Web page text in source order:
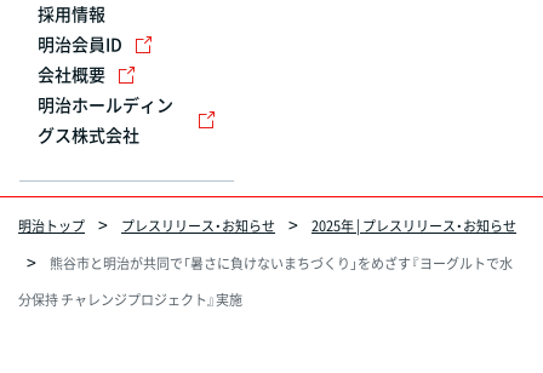
採用情報
明治会員ID
会社概要
明治ホールディン
グス株式会社
明治トップ プレスリリース・お知らせ
2025年 | プレスリリース・お知らせ
熊谷市と明治が共同で「暑さに負けないまちづくり」をめざす『ヨーグルトで水
分保持 チャレンジプロジェクト』実施